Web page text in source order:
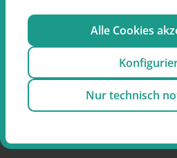
Hersteller:Nicoventures
House, 1 Water Street,
United Kingdom
Importeur:
BAT Germany
20354 Hamburg
Kontakt:info.de@vuse.com
Alle Cookies
Nur technisch